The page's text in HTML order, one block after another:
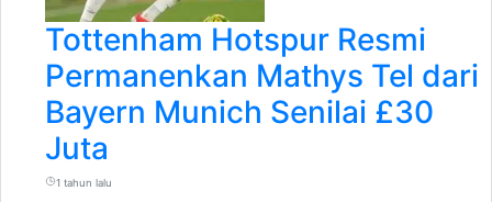
Tottenham Hotspur Resmi
Permanenkan Mathys Tel dari
Bayern Munich Senilai £30
Juta
1 tahun lalu